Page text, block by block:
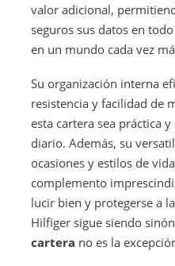
valor adicional,
seguros sus datos en
en un mundo cada vez
Su organización interna
resistencia y facilidad de
esta cartera sea práctica
diario. Además, su
ocasiones y estilos de
complemento
lucir bien y protegerse a
Hilfiger sigue siendo
cartera no es la